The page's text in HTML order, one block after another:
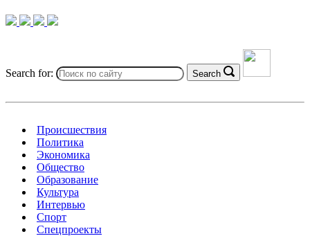
Search for: Search
Происшествия
Политика
Экономика
Общество
Образование
Культура
Интервью
Спорт
Спецпроекты